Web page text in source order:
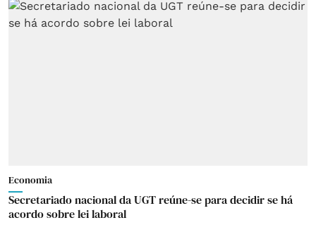
Economia
Secretariado nacional da UGT reúne-se para decidir se há
acordo sobre lei laboral